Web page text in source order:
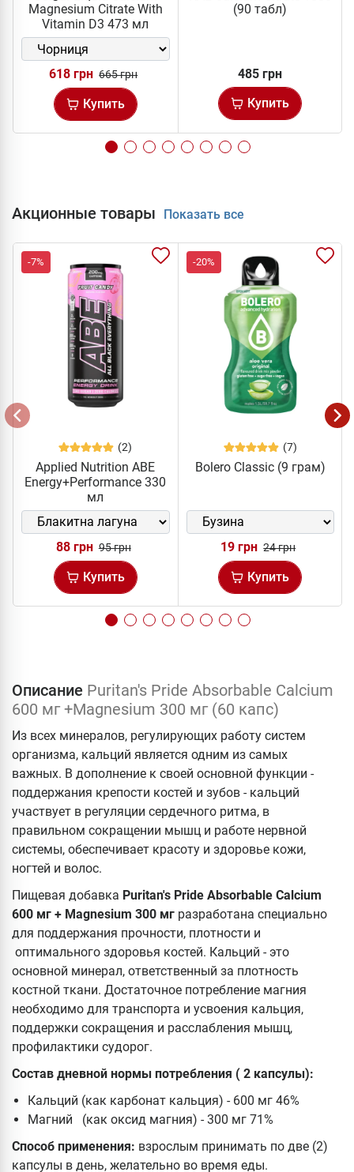
Magnesium Citrate With
Vitamin D3 473 мл
618 грн 665 грн
Купить
(90 табл)
485 грн
Купить
Акционные товары Показать все
-7%
(2)
Applied Nutrition ABE
Energy+Performance 330
мл
88 грн 95 грн
Купить
-20%
(7)
Bolero Classic (9 грам)
19 грн 24 грн
Купить
Описание Puritan's Pride Absorbable Calcium
600 мг +Magnesium 300 мг (60 капс)
Из всех минералов, регулирующих работу систем
организма, кальций является одним из самых
важных. В дополнение к своей основной функции -
поддержания крепости костей и зубов - кальций
участвует в регуляции сердечного ритма, в
правильном сокращении мышц и работе нервной
системы, обеспечивает красоту и здоровье кожи,
ногтей и волос.
Пищевая добавка Puritan's Pride Absorbable Calcium
600 мг + Magnesium 300 мг разработана специально
для поддержания прочности, плотности и
оптимального здоровья костей. Кальций - это
основной минерал, ответственный за плотность
костной ткани. Достаточное потребление магния
необходимо для транспорта и усвоения кальция,
поддержки сокращения и расслабления мышц,
профилактики судорог.
Состав дневной нормы потребления ( 2 капсулы):
Кальций (как карбонат кальция) - 600 мг 46%
Магний (как оксид магния) - 300 мг 71%
Способ применения: взрослым принимать по две (2)
капсулы в день, желательно во время еды.